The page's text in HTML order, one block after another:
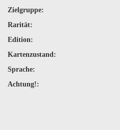
Zielgruppe:
Rarität:
Edition:
Kartenzustand:
Sprache:
Achtung!: